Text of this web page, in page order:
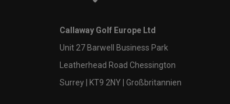
Callaway Golf Europe Ltd
Unit 27 Barwell Business Park
Leatherhead Road Chessington
Surrey | KT9 2NY | Großbritannien